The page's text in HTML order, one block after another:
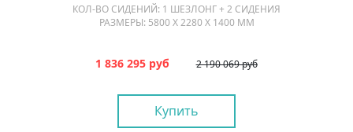
КОЛ-ВО СИДЕНИЙ: 1 ШЕЗЛОНГ + 2 СИДЕНИЯ
РАЗМЕРЫ: 5800 Х 2280 Х 1400 ММ
2 190 069 руб
1 836 295 руб
Купить